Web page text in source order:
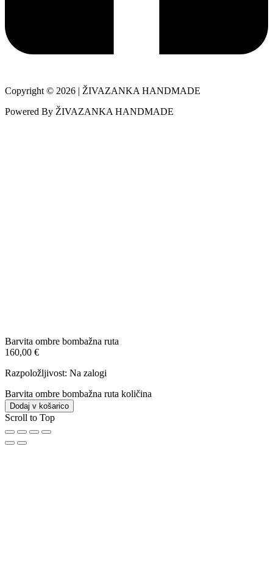
Copyright © 2026 | ŽIVAZANKA HANDMADE
Powered By ŽIVAZANKA HANDMADE
Barvita ombre bombažna ruta
160,00 €
Razpoložljivost: Na zalogi
Barvita ombre bombažna ruta količina
Dodaj v košarico
Scroll to Top